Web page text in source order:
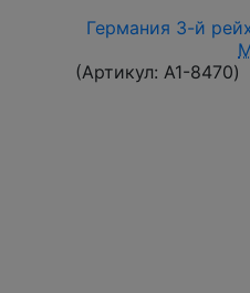
Германия 3-й
(Артикул: A1-8470)